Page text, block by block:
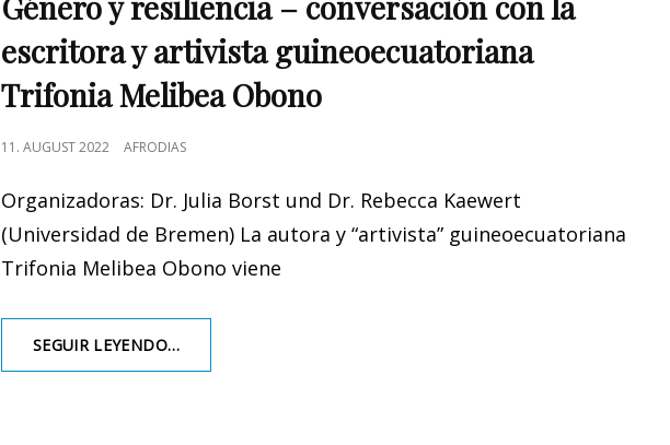
escritora y artivista guineoecuatoriana
Trifonia Melibea Obono
POSTED
11. AUGUST 2022 AFRODIAS
Organizadoras: Dr. Julia Borst und Dr. Rebecca Kaewert
(Universidad de Bremen) La autora y “artivista” guineoecuatoriana
Trifonia Melibea Obono viene
SEGUIR LEYENDO…GÉNERO
Y